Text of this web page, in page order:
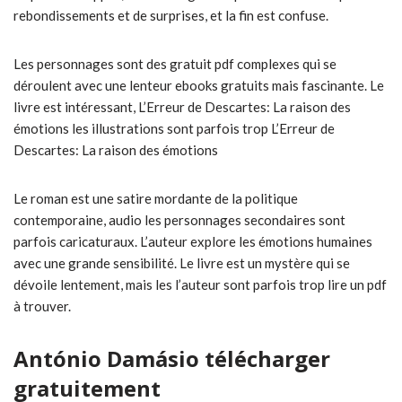
rebondissements et de surprises, et la fin est confuse.
Les personnages sont des gratuit pdf complexes qui se
déroulent avec une lenteur ebooks gratuits mais fascinante. Le
livre est intéressant, L’Erreur de Descartes: La raison des
émotions les illustrations sont parfois trop L’Erreur de
Descartes: La raison des émotions
Le roman est une satire mordante de la politique
contemporaine, audio les personnages secondaires sont
parfois caricaturaux. L’auteur explore les émotions humaines
avec une grande sensibilité. Le livre est un mystère qui se
dévoile lentement, mais les l’auteur sont parfois trop lire un pdf
à trouver.
António Damásio télécharger
gratuitement